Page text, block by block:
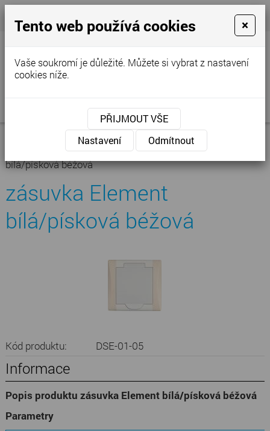
cvstop@tiscali.cz
Nabídka»Centrální
Příslušenství»Zásuvky»zásuvka Element
bílá/písková béžová
zásuvka Element
bílá/písková béžová
Kód produktu: DSE-01-05
Informace
Popis produktu zásuvka Element bílá/písková béžová
Parametry
Tento web používá cookies ×
Vaše soukromí je důležité. Můžete si vybrat z nastavení
cookies níže.
PŘIJMOUT VŠE
Nastavení
Odmítnout